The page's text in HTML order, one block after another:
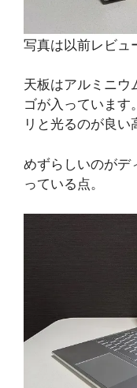
写真は以前レビュ
天板はアルミニウ
ゴが入っています
リと光るのが良い
めずらしいのがデ
っている点。